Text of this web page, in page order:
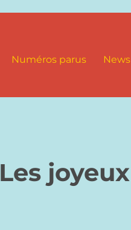
Numéros parus
Les